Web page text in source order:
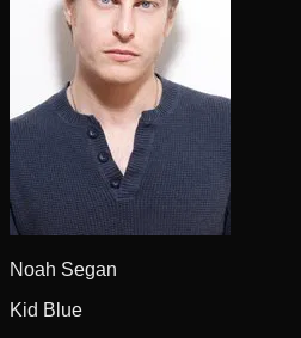
Noah Segan
Kid Blue